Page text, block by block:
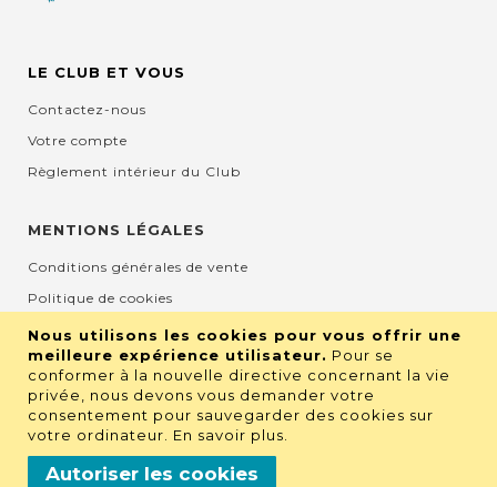
Nous utilisons les cookies pour vous offrir une
meilleure expérience utilisateur. Pour se
conformer à la nouvelle directive concernant la vie
privée, nous devons vous demander votre
consentement pour sauvegarder des cookies sur
votre ordinateur. En savoir plus
Autoriser les cookies
LE CLUB ET VOUS
Contactez-nous
Votre compte
Règlement intérieur du Club
MENTIONS LÉGALES
Conditions générales de vente
Politique de cookies
Mentions légales et CGU
Protection de la vie privée
RETROUVEZ NOUS SUR LES RÉSEAUX